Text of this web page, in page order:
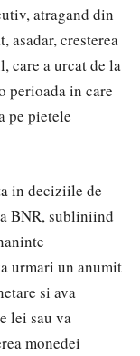
atragand din
asadar, cresterea
care a urcat de la
perioada in care
pe pietele
in deciziile de
BNR, subliniind
urmari un anumit
si ava
lei sau va
monedei